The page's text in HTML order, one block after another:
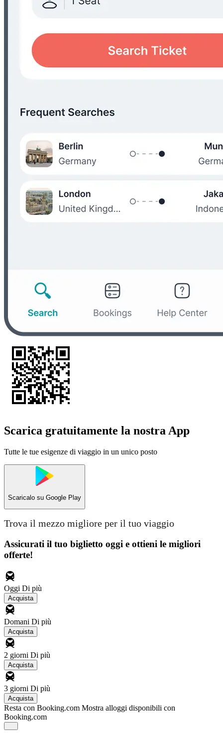
Scarica gratuitamente la nostra App
Tutte le tue esigenze di viaggio in un unico posto
Scaricalo su Google Play
Trova il mezzo migliore per il tuo viaggio
Assicurati il ​​tuo biglietto oggi e ottieni le migliori
offerte!
Oggi Di più
Acquista
Domani Di più
Acquista
2 giorni Di più
Acquista
3 giorni Di più
Acquista
Resta con Booking.com Mostra alloggi disponibili con
Booking.com